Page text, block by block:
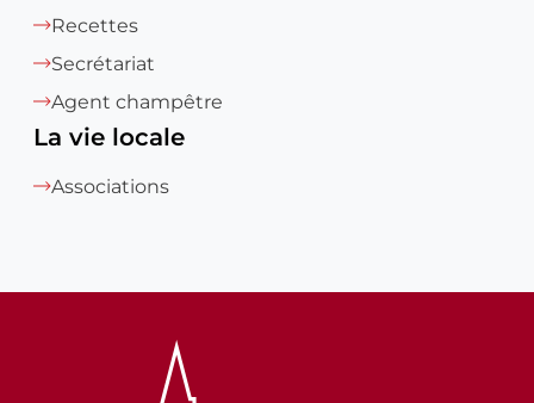
Recettes
Secrétariat
Agent champêtre
La vie locale
Associations